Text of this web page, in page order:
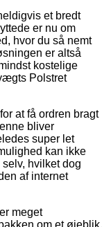
et bredt
er nu om
hvor du så nemt
er altså
kostelige
Polstret
at få ordren bragt
bliver
super let
kan ikke
hvilket dog
af internet
meget
om et øjeblik,